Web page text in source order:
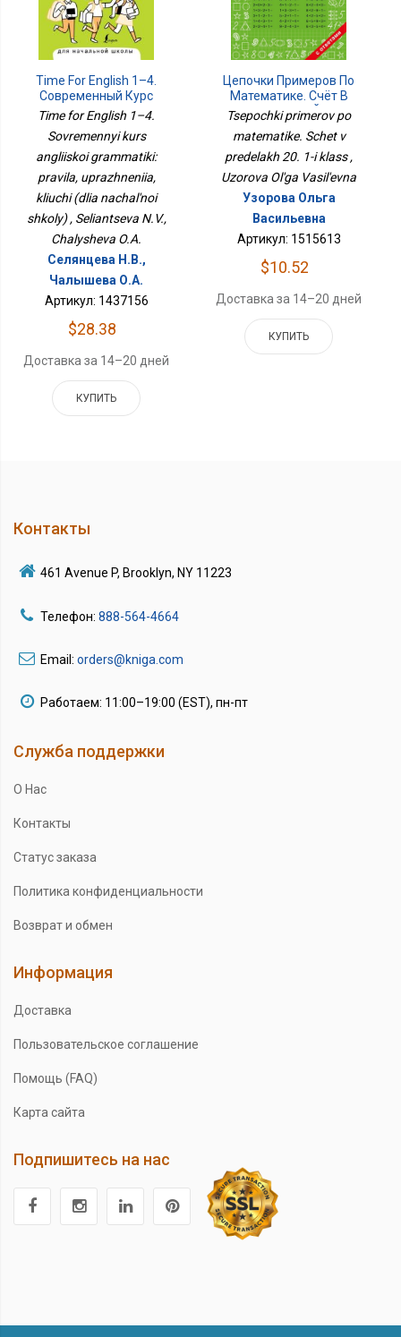
Time For English 1–4.
Современный Курс
Английской Грамматики:
Правила, Упражнения,
Ключи (для Начальной
Школы)
Time for English 1–4.
Sovremennyi kurs
angliiskoi grammatiki:
pravila, uprazhneniia,
kliuchi (dlia nachal'noi
shkoly) , Seliantseva N.V.,
Chalysheva O.A.
Селянцева Н.В.,
Чалышева О.А.
Артикул: 1437156
$28.38
Доставка за 14–20 дней
КУПИТЬ
Цепочки Примеров По
Математике. Счёт В
Пределах 20. 1-Й Класс
Tsepochki primerov po
matematike. Schet v
predelakh 20. 1-i klass ,
Uzorova Ol'ga Vasil'evna
Узорова Ольга
Васильевна
Артикул: 1515613
$10.52
Доставка за 14–20 дней
КУПИТЬ
Контакты
461 Avenue P, Brooklyn, NY 11223
Телефон: 888-564-4664
Email: orders@kniga.com
Работаем: 11:00–19:00 (EST), пн-пт
Служба поддержки
О Нас
Контакты
Статус заказа
Политика конфиденциальности
Возврат и обмен
Информация
Доставка
Пользовательское соглашение
Помощь (FAQ)
Карта сайта
Подпишитесь на нас